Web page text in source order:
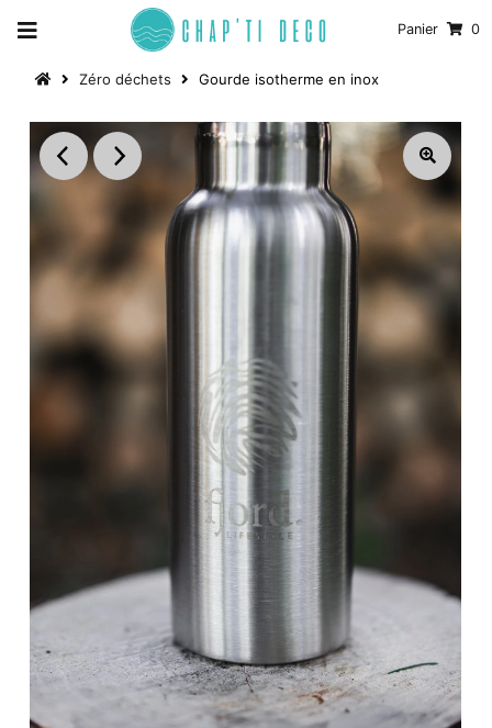
Panier 0
Zéro déchets Gourde isotherme en inox